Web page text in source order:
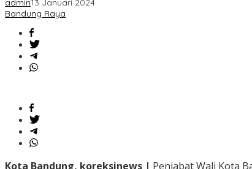
admin13 Januari 2024
Bandung Raya
Kota Bandung, koreksinews | Penjabat Wali Kota